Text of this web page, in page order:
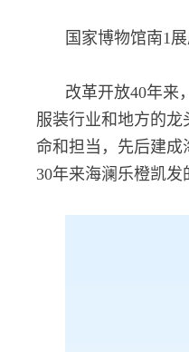
国家博物馆南1
改革开放40年来
服装行业和地方的
命和担当，先后建
30年来海澜乐橙凯发